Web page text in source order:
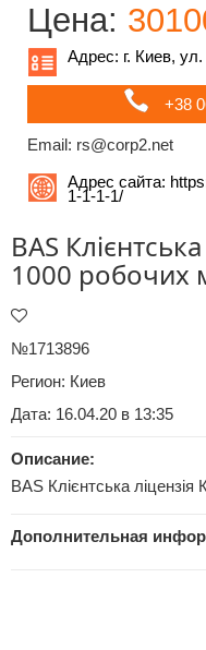
Цена:
Адрес: г. Киев,
+38
Email: rs@corp2.net
Адрес сайта:
1-1-1-1/
BAS
1000 робочих
№1713896
Регион: Киев
Дата: 16.04.20 в 13:35
Описание:
BAS Клієнтська
Дополнительная